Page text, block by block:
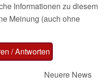
Informationen zu diesem
Meinung (auch ohne
/ Antworten
Neuere News